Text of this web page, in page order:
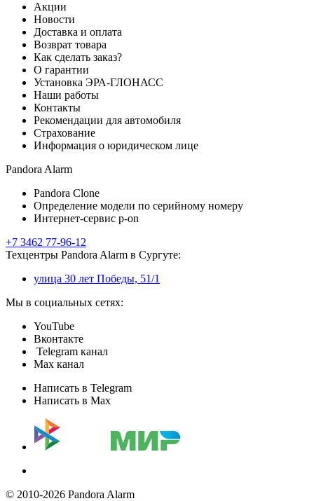
Акции
Новости
Доставка и оплата
Возврат товара
Как сделать заказ?
О гарантии
Установка ЭРА-ГЛОНАСС
Наши работы
Контакты
Рекомендации для автомобиля
Страхование
Информация о юридическом лице
Pandora Alarm
Pandora Clone
Определение модели по серийному номеру
Интернет-сервис p-on
+7 3462 77-96-12
Техцентры Pandora Alarm в Сургуте:
улица 30 лет Победы, 51/1
Мы в социальных сетях:
YouTube
Вконтакте
Telegram канал
Max канал
Написать в Telegram
Написать в Max
© 2010-2026 Pandora Alarm